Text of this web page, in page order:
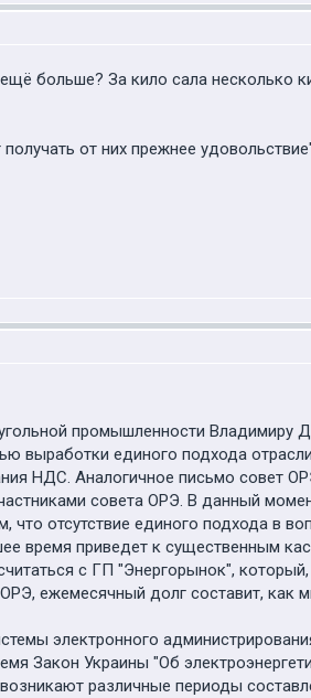
больше? За кило сала несколько
от них прежнее
промышленности
выработки единого подхода
НДС. Аналогичное письмо совет
совета ОРЭ. В данный
отсутствие единого подхода в
время приведет к существенным
с ГП "Энергорынок",
ежемесячный долг составит, как
электронного
Закон Украины "Об
возникают различные периоды